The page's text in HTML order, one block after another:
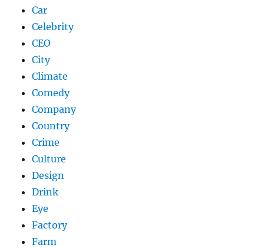
Car
Celebrity
CEO
City
Climate
Comedy
Company
Country
Crime
Culture
Design
Drink
Eye
Factory
Farm